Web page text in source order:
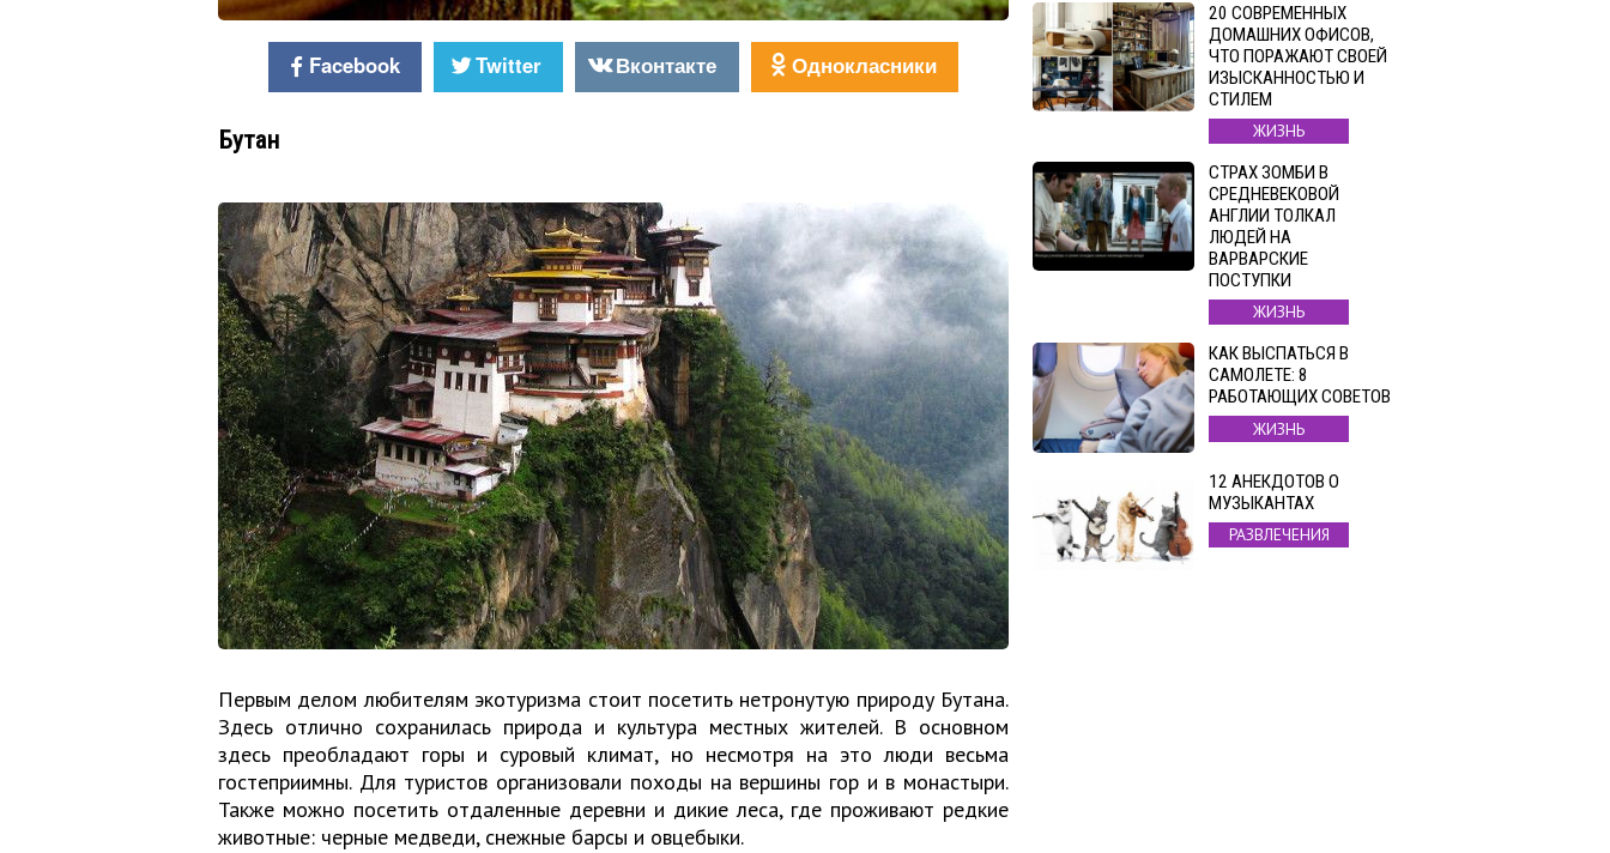
Facebook Twitter Вконтакте Однокласники
Бутан
Первым делом любителям экотуризма стоит посетить нетронутую природу Бутана.
Здесь отлично сохранилась природа и культура местных жителей. В основном
здесь преобладают горы и суровый климат, но несмотря на это люди весьма
гостеприимны. Для туристов организовали походы на вершины гор и в монастыри.
Также можно посетить отдаленные деревни и дикие леса, где проживают редкие
животные: черные медведи, снежные барсы и овцебыки.
20 СОВРЕМЕННЫХ
ДОМАШНИХ ОФИСОВ,
ЧТО ПОРАЖАЮТ СВОЕЙ
ИЗЫСКАННОСТЬЮ И
СТИЛЕМ
ЖИЗНЬ
СТРАХ ЗОМБИ В
СРЕДНЕВЕКОВОЙ
АНГЛИИ ТОЛКАЛ
ЛЮДЕЙ НА
ВАРВАРСКИЕ
ПОСТУПКИ
ЖИЗНЬ
КАК ВЫСПАТЬСЯ В
САМОЛЕТЕ: 8
РАБОТАЮЩИХ СОВЕТОВ
ЖИЗНЬ
12 АНЕКДОТОВ О
МУЗЫКАНТАХ
РАЗВЛЕЧЕНИЯ